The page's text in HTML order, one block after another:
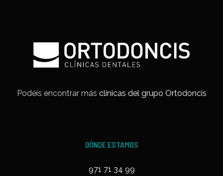
Podéis encontrar más clínicas del grupo Ortodoncis
DÓNDE ESTAMOS
971 71 34 99